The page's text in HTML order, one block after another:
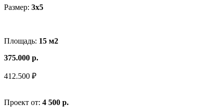
Размер: 3x5
Площадь: 15 м2
375.000 р.
412.500 ₽
Проект от: 4 500 р.